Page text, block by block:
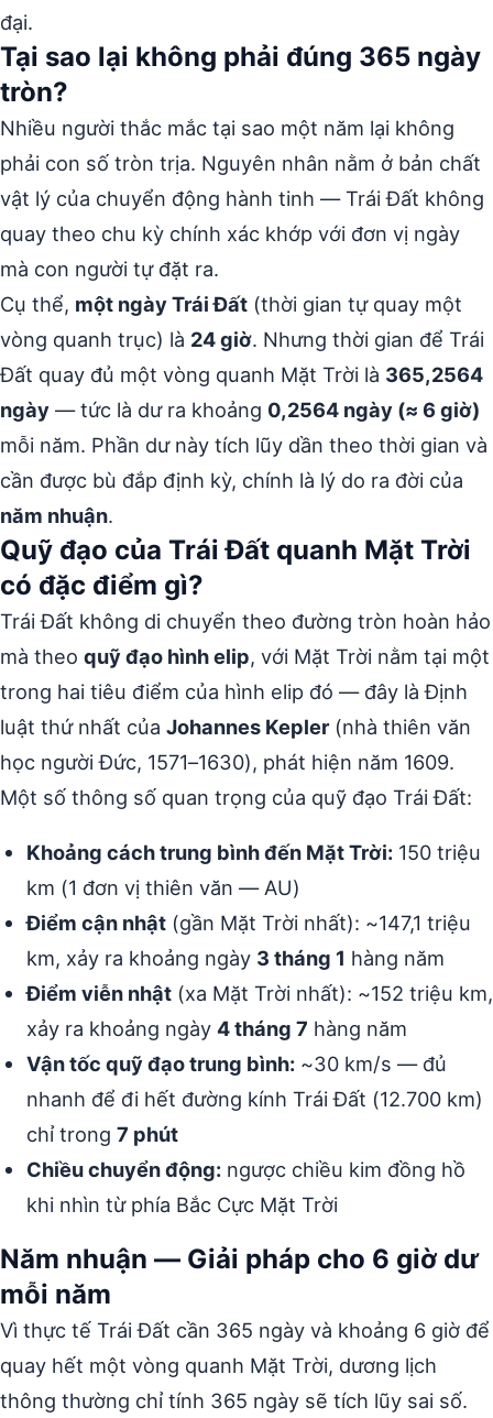
đại.
Tại sao lại không phải đúng 365 ngày
tròn?
Nhiều người thắc mắc tại sao một năm lại không
phải con số tròn trịa. Nguyên nhân nằm ở bản chất
vật lý của chuyển động hành tinh — Trái Đất không
quay theo chu kỳ chính xác khớp với đơn vị ngày
mà con người tự đặt ra.
Cụ thể, một ngày Trái Đất (thời gian tự quay một
vòng quanh trục) là 24 giờ. Nhưng thời gian để Trái
Đất quay đủ một vòng quanh Mặt Trời là 365,2564
ngày — tức là dư ra khoảng 0,2564 ngày (≈ 6 giờ)
mỗi năm. Phần dư này tích lũy dần theo thời gian và
cần được bù đắp định kỳ, chính là lý do ra đời của
năm nhuận.
Quỹ đạo của Trái Đất quanh Mặt Trời
có đặc điểm gì?
Trái Đất không di chuyển theo đường tròn hoàn hảo
mà theo quỹ đạo hình elip, với Mặt Trời nằm tại một
trong hai tiêu điểm của hình elip đó — đây là Định
luật thứ nhất của Johannes Kepler(nhà thiên văn
học người Đức, 1571–1630), phát hiện năm 1609.
Một số thông số quan trọng của quỹ đạo Trái Đất:
Khoảng cách trung bình đến Mặt Trời: 150 triệu
km (1 đơn vị thiên văn — AU)
Điểm cận nhật (gần Mặt Trời nhất): ~147,1 triệu
km, xảy ra khoảng ngày 3 tháng 1 hàng năm
Điểm viễn nhật (xa Mặt Trời nhất): ~152 triệu km,
xảy ra khoảng ngày 4 tháng 7 hàng năm
Vận tốc quỹ đạo trung bình: ~30 km/s — đủ
nhanh để đi hết đường kính Trái Đất (12.700 km)
chỉ trong 7 phút
Chiều chuyển động: ngược chiều kim đồng hồ
khi nhìn từ phía Bắc Cực Mặt Trời
Năm nhuận — Giải pháp cho 6 giờ dư
mỗi năm
Vì thực tế Trái Đất cần 365 ngày và khoảng 6 giờ để
quay hết một vòng quanh Mặt Trời, dương lịch
thông thường chỉ tính 365 ngày sẽ tích lũy sai số.